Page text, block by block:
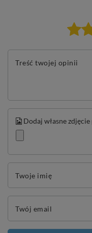
Treść twojej opinii
Dodaj własne
Twoje imię
Twój email